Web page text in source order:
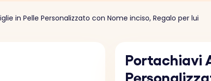
in Pelle Personalizzato con Nome inciso, Regalo per lui
Portachiavi